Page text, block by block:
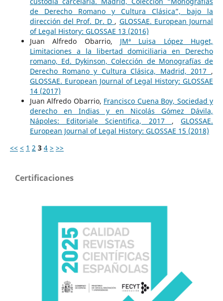
de Derecho Romano y Cultura Clásica”, bajo la
dirección del Prof. Dr. D , GLOSSAE. European Journal
of Legal History: GLOSSAE 13 (2016)
Juan Alfredo Obarrio, JMª Luisa López Huget,
Limitaciones a la libertad domiciliaria en Derecho
romano, Ed. Dykinson, Colección de Monografías de
Derecho Romano y Cultura Clásica, Madrid, 2017 ,
GLOSSAE. European Journal of Legal History: GLOSSAE
14 (2017)
Juan Alfredo Obarrio, Francisco Cuena Boy, Sociedad y
derecho en Indias y en Nicolás Gómez Dávila,
Nápoles: Editoriale Scientifica, 2017 ,GLOSSAE.
European Journal of Legal History: GLOSSAE 15 (2018)
<< < 1 2 3 4 > >>
Certificaciones